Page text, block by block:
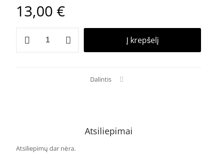
13,00 €
Į krepšelį
Dalintis
Atsiliepimai
Atsiliepimų dar nėra.